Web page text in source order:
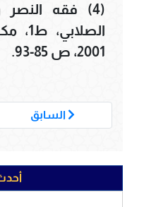
(4) فقه
2001، ص 85-93.
السابق